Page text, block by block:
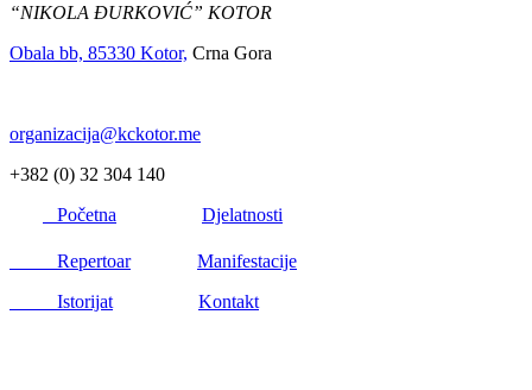
“NIKOLA ĐURKOVIĆ” KOTOR
Obala bb, 85330 Kotor, Crna Gora
organizacija@kckotor.me
+382 (0) 32 304 140
Početna
Djelatnosti
Repertoar
Manifestacije
Istorijat
Kontakt